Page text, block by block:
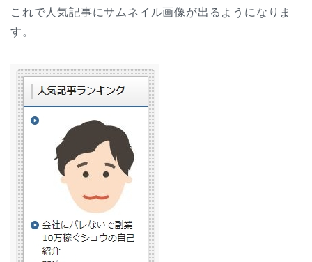
これで人気記事にサムネイル画像が出るようになりま
す。